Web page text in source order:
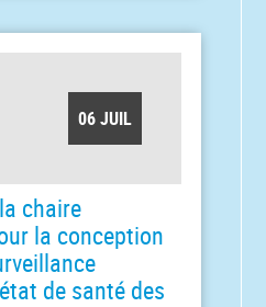
06 JUIL
chaire
la conception
de santé des